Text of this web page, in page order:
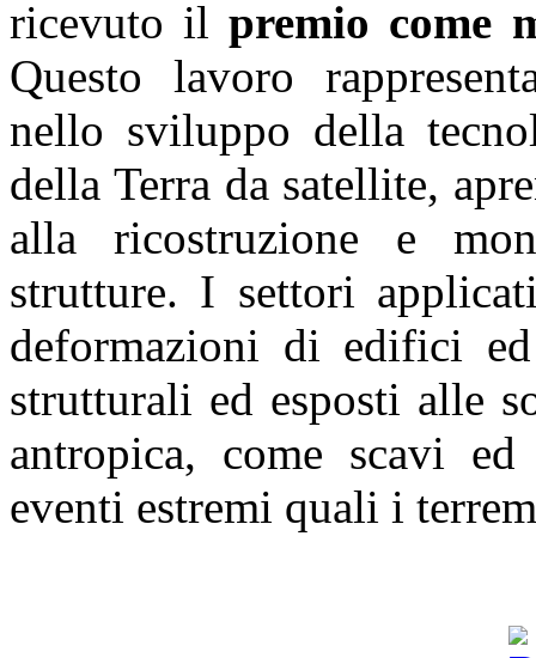
ricevuto ilpremio come
Questo lavoro
nello sviluppo della
della Terra da satellite,
alla ricostruzione e
strutture. I settori
deformazioni di edifici
strutturali ed esposti alle
antropica, come scavi
eventi estremi quali i